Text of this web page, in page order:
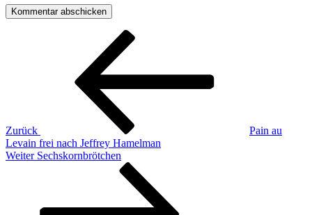
Beitragsnavigation
Zurück
Pain au
Levain frei nach Jeffrey Hamelman
Nächster
Weiter Sechskornbrötchen